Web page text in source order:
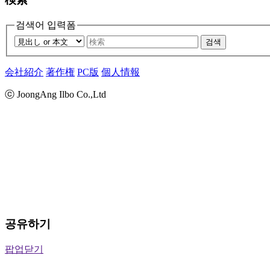
검색어 입력폼
검색
会社紹介 著作権 PC版 個人情報
ⓒ JoongAng Ilbo Co.,Ltd
공유하기
팝업닫기